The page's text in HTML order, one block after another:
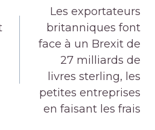
Les exportateurs
britanniques font
face à un Brexit de
27 milliards de
livres sterling, les
petites entreprises
en faisant les frais